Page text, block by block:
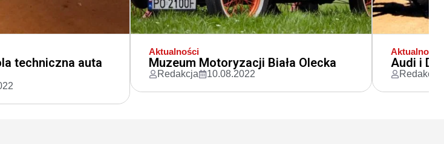
techniczna auta
Aktualności
Muzeum Motoryzacji Biała Olecka
Redakcja 10.08.2022
Aktualności
Audi i
Redakcja